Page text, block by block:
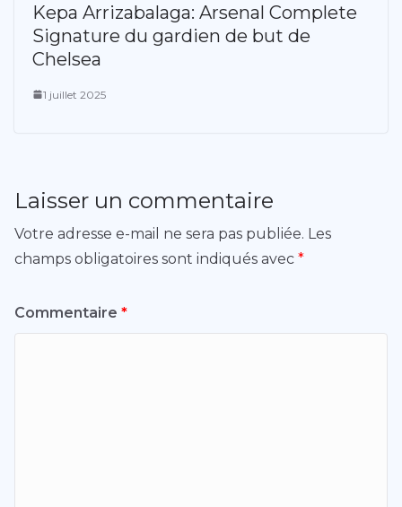
Kepa Arrizabalaga: Arsenal Complete
Signature du gardien de but de
Chelsea
1 juillet 2025
Laisser un commentaire
Votre adresse e-mail ne sera pas publiée. Les
champs obligatoires sont indiqués avec *
Commentaire *